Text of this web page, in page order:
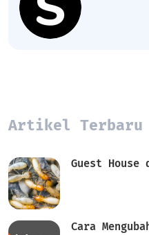
Artikel Terbaru
Guest House
Cara